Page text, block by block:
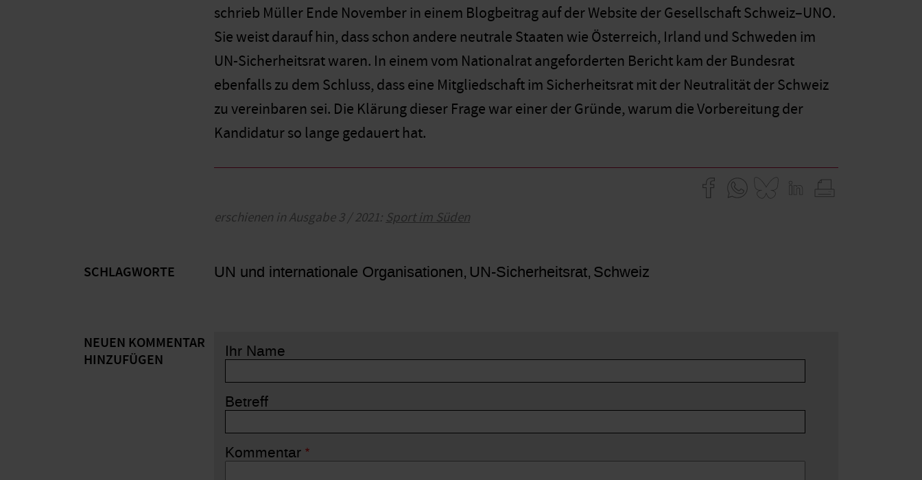
schrieb Müller Ende November in einem Blogbeitrag auf der Website der Gesellschaft Schweiz–UNO.
Sie weist darauf hin, dass schon andere neutrale Staaten wie Österreich, Irland und Schweden im
UN-Sicherheitsrat waren. In einem vom Nationalrat angeforderten Bericht kam der Bundesrat
ebenfalls zu dem Schluss, dass eine Mitgliedschaft im Sicherheitsrat mit der Neutralität der Schweiz
zu vereinbaren sei. Die Klärung dieser Frage war einer der Gründe, warum die Vorbereitung der
Kandidatur so lange gedauert hat.
erschienen in Ausgabe 3 / 2021: Sport im Süden
SCHLAGWORTE UN und internationale Organisationen UN-Sicherheitsrat Schweiz
NEUEN KOMMENTAR
HINZUFÜGEN
Ihr Name
Betreff
Kommentar